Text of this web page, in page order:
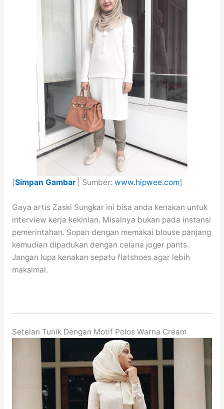
[Simpan Gambar| Sumber: www.hipwee.com]
Gaya artis Zaski Sungkar ini bisa anda kenakan untuk
interview kerja kekinian. Misalnya bukan pada instansi
pemerintahan. Sopan dengan memakai blouse panjang
kemudian dipadukan dengan celana joger pants.
Jangan lupa kenakan sepatu flatshoes agar lebih
maksimal.
Setelan Tunik Dengan Motif Polos Warna Cream